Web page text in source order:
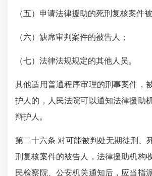
（五）申请法律援助的死刑复核案件被
（六）缺席审判案件的被告人；
（七）法律法规规定的其他人员。
其他适用普通程序审理的刑事案件，
护人的，人民法院可以通知法律援助
辩护人。
第二十六条 对可能被判处无期徒刑、
刑复核案件的被告人，法律援助机构
民检察院、公安机关通知后，应当指